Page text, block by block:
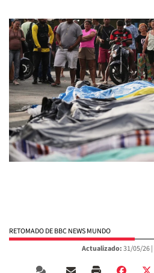
RETOMADO DE BBC NEWS MUNDO
Actualizado:31/05/26 |